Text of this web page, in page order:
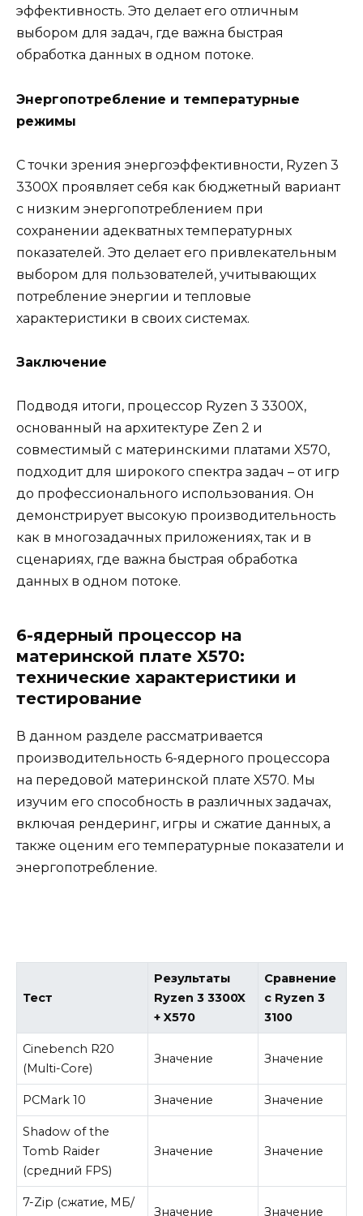
эффективность. Это делает его отличным
выбором для задач, где важна быстрая
обработка данных в одном потоке.
Энергопотребление и температурные
режимы
С точки зрения энергоэффективности, Ryzen 3
3300X проявляет себя как бюджетный вариант
с низким энергопотреблением при
сохранении адекватных температурных
показателей. Это делает его привлекательным
выбором для пользователей, учитывающих
потребление энергии и тепловые
характеристики в своих системах.
Заключение
Подводя итоги, процессор Ryzen 3 3300X,
основанный на архитектуре Zen 2 и
совместимый с материнскими платами X570,
подходит для широкого спектра задач – от игр
до профессионального использования. Он
демонстрирует высокую производительность
как в многозадачных приложениях, так и в
сценариях, где важна быстрая обработка
данных в одном потоке.
6-ядерный процессор на
материнской плате X570:
технические характеристики и
тестирование
В данном разделе рассматривается
производительность 6-ядерного процессора
на передовой материнской плате X570. Мы
изучим его способность в различных задачах,
включая рендеринг, игры и сжатие данных, а
также оценим его температурные показатели и
энергопотребление.
Тест
Результаты
Ryzen 3 3300X
+ X570
Сравнение
с Ryzen 3
3100
Cinebench R20
(Multi-Core)
Значение Значение
PCMark 10 Значение Значение
Shadow of the
Tomb Raider
(средний FPS)
Значение Значение
7-Zip (сжатие, МБ/
Значение Значение